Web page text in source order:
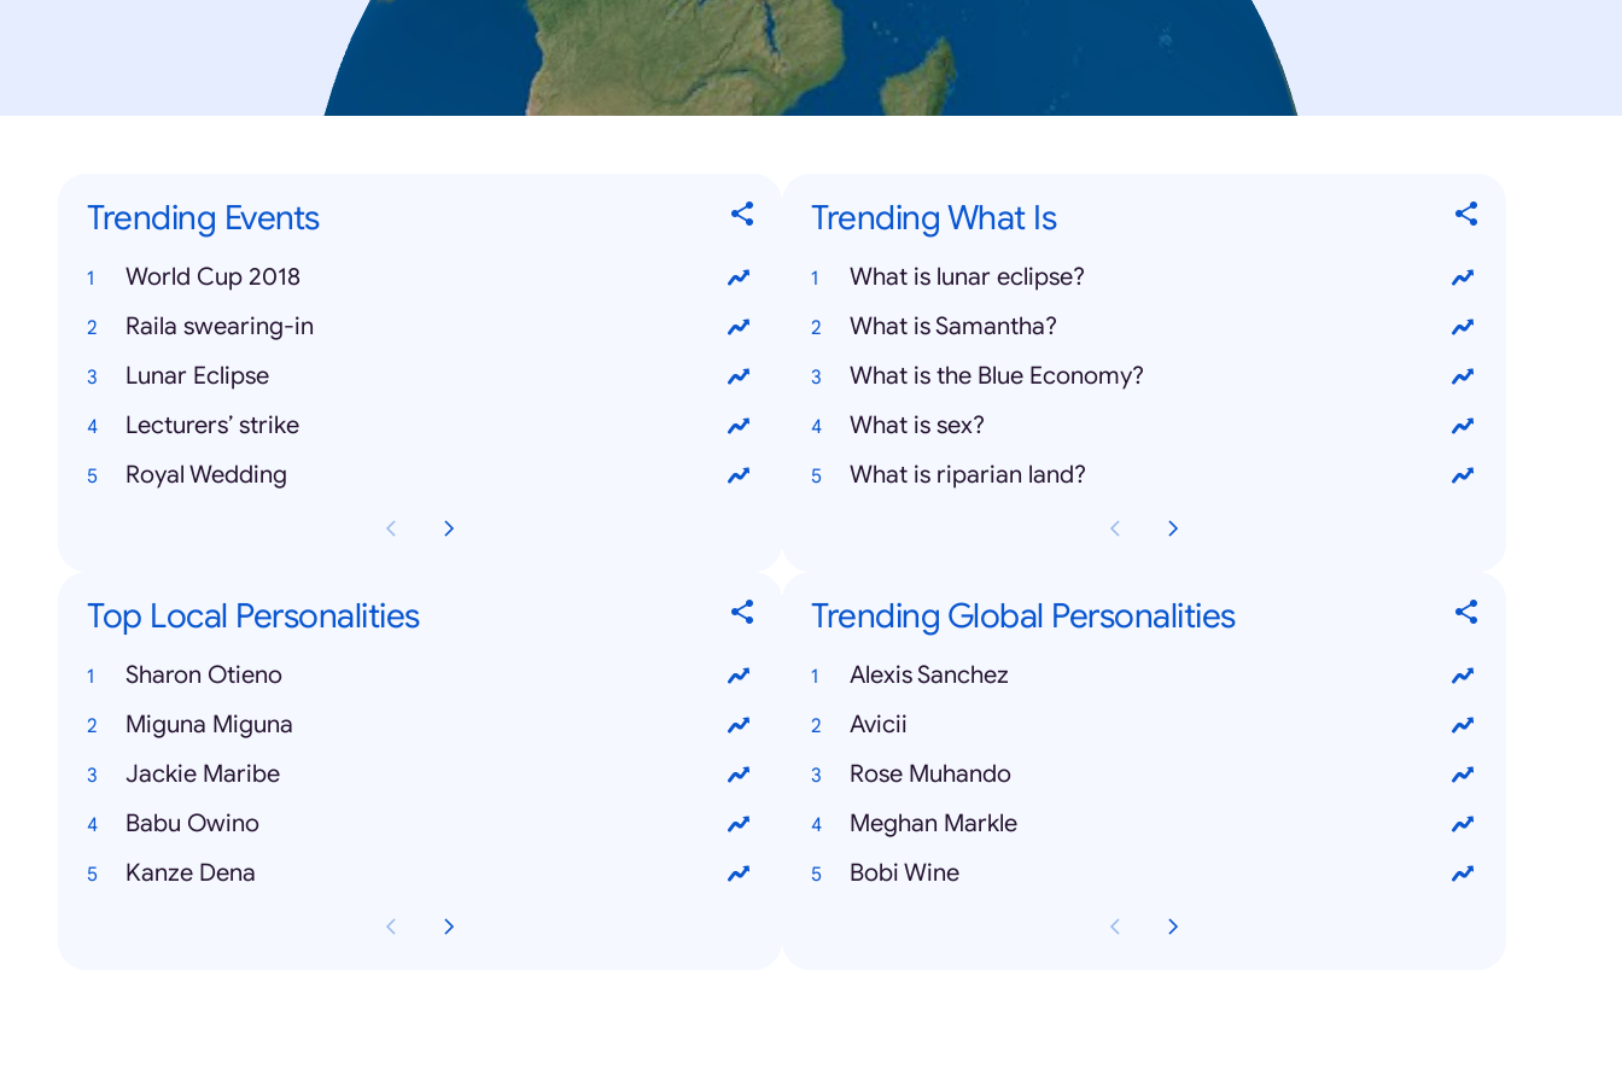
Trending Events
World Cup 2018
Raila swearing-in
Lunar Eclipse
Lecturers’ strike
Royal Wedding
Trending What Is
What is lunar eclipse?
What is Samantha?
What is the Blue Economy?
What is sex?
What is riparian land?
Top Local Personalities
Sharon Otieno
Miguna Miguna
Jackie Maribe
Babu Owino
Kanze Dena
Trending Global Personalities
Alexis Sanchez
Avicii
Rose Muhando
Meghan Markle
Bobi Wine